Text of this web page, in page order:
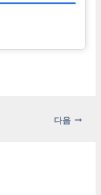
다음